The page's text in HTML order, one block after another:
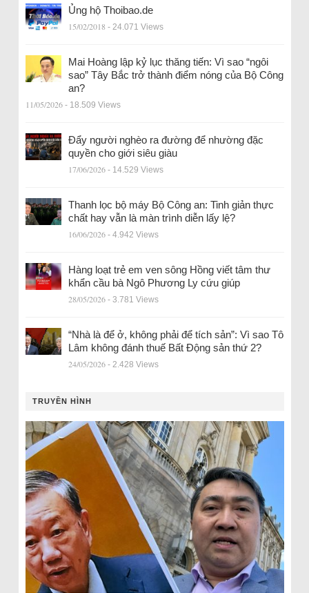
Ủng hộ Thoibao.de
15/02/2018 - 24.071 Views
Mai Hoàng lập kỷ lục thăng tiến: Vì sao “ngôi
sao” Tây Bắc trở thành điểm nóng của Bộ Công
an?
11/05/2026 - 18.509 Views
Đẩy người nghèo ra đường để nhường đặc
quyền cho giới siêu giàu
17/06/2026 - 14.529 Views
Thanh lọc bộ máy Bộ Công an: Tinh giản thực
chất hay vẫn là màn trình diễn lấy lệ?
16/06/2026 - 4.942 Views
Hàng loạt trẻ em ven sông Hồng viết tâm thư
khẩn cầu bà Ngô Phương Ly cứu giúp
28/05/2026 - 3.781 Views
“Nhà là để ở, không phải để tích sản”: Vì sao Tô
Lâm không đánh thuế Bất Động sản thứ 2?
24/05/2026 - 2.428 Views
TRUYỀN HÌNH